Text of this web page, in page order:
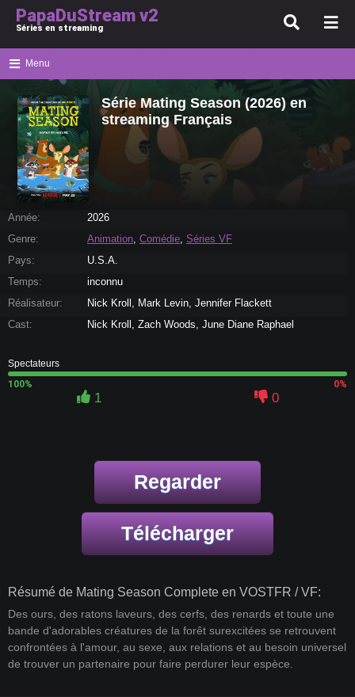
PapaDuStream v2
Séries en streaming
Menu
Série Mating Season (2026) en
streaming Français
Année:
2026
Genre:
Animation, Comédie, Séries VF
Pays:
U.S.A.
Temps:
inconnu
Réalisateur:
Nick Kroll, Mark Levin, Jennifer Flackett
Cast:
Nick Kroll, Zach Woods, June Diane Raphael
Spectateurs
100%
0%
1 0
Regarder
Télécharger
Résumé de Mating Season Complete en VOSTFR / VF:
Des ours, des ratons laveurs, des cerfs, des renards et toute une
bande d'adorables créatures de la forêt surexcitées se retrouvent
confrontées à l'amour, au sexe, aux relations et au besoin universel
de trouver un partenaire pour faire perdurer leur espèce.